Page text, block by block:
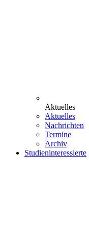
Aktuelles
Aktuelles
Nachrichten
Termine
Archiv
Studieninteressierte